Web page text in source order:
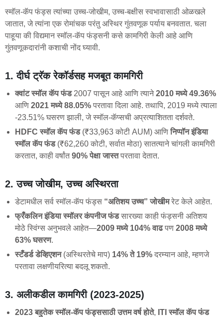
स्मॉल-कॅप फंड्स त्यांच्या उच्च-जोखीम, उच्च-बक्षीस स्वभावासाठी ओळखले
जातात, जे त्यांना एक रोमांचक परंतु अस्थिर गुंतवणूक पर्याय बनवतात. चला
पाहूया की विद्यमान स्मॉल-कॅप फंड्सनी कसे कामगिरी केली आहे आणि
गुंतवणूकदारांनी कशाची नोंद घ्यावी.
1. दीर्घ ट्रॅक रेकॉर्डसह मजबूत कामगिरी
क्वांट स्मॉल कॅप फंड2007 पासून आहे आणि त्याने2010 मध्ये 49.36%
आणि 2021 मध्ये 88.05% परतावा दिला आहे. तथापि, 2019 मध्ये त्याला
-23.51% घसरण झाली, जे स्मॉल-कॅप्सची अप्रत्याशितता दर्शवते.
HDFC स्मॉल कॅप फंड(₹33,963 कोटी AUM) आणिनिप्पॉन इंडिया
स्मॉल कॅप फंड(₹62,260 कोटी, सर्वात मोठा) सातत्याने चांगली कामगिरी
करतात, काही वर्षांत90% पेक्षा जास्तपरतावा देतात.
2. उच्च जोखीम, उच्च अस्थिरता
डेटामधील सर्व स्मॉल-कॅप फंड्स “अतिशय उच्च” जोखीमरेट केले आहेत.
फ्रँकलिन इंडिया स्मॉलर कंपनीज फंडसारख्या काही फंड्सनी अतिशय
मोठे स्विंग्स अनुभवले आहेत—2009 मध्ये 104% वाढपण 2008 मध्ये
63% घसरण.
स्टँडर्ड डेव्हिएशन(अस्थिरतेचे माप) 14% ते 19% दरम्यान आहे, म्हणजे
परतावा लक्षणीयरित्या बदलू शकतो.
3. अलीकडील कामगिरी (2023-2025)
2023 बहुतेक स्मॉल-कॅप फंड्ससाठी उत्तम वर्ष होते, ITI स्मॉल कॅप फंड